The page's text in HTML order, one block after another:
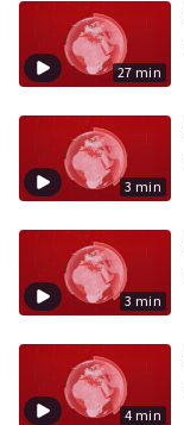
27 min
3 min
3 min
4 min